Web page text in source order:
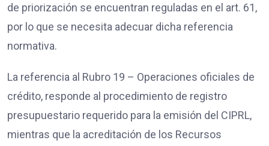
de priorización se encuentran reguladas en el art. 61,
por lo que se necesita adecuar dicha referencia
normativa.
La referencia al Rubro 19 – Operaciones oficiales de
crédito, responde al procedimiento de registro
presupuestario requerido para la emisión del CIPRL,
mientras que la acreditación de los Recursos